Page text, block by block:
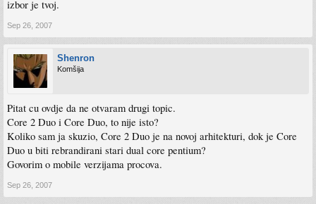
izbor je tvoj.
Sep 26, 2007
Shenron
Komšija
Pitat cu ovdje da ne otvaram drugi topic.
Core 2 Duo i Core Duo, to nije isto?
Koliko sam ja skuzio, Core 2 Duo je na novoj arhitekturi, dok je Core
Duo u biti rebrandirani stari dual core pentium?
Govorim o mobile verzijama procova.
Sep 26, 2007